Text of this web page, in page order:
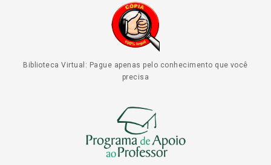
Biblioteca Virtual: Pague apenas pelo conhecimento que você
precisa